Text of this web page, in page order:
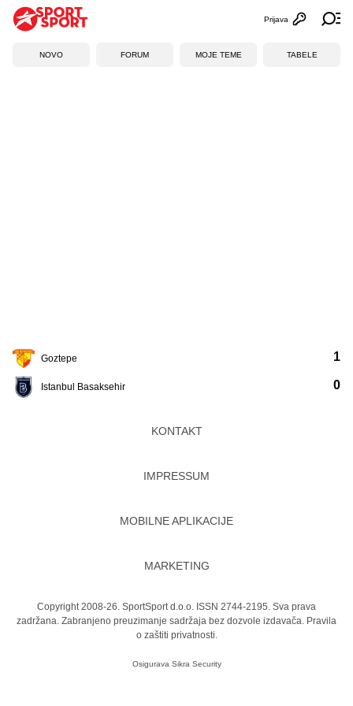
Otvori
Prijava
NOVO FORUM MOJE TEME TABELE
Goztepe
Istanbul Basaksehir
1
0
KONTAKT
IMPRESSUM
MOBILNE APLIKACIJE
MARKETING
Copyright 2008-26. SportSport d.o.o. ISSN 2744-2195. Sva prava
zadržana. Zabranjeno preuzimanje sadržaja bez dozvole izdavača. Pravila
o zaštiti privatnosti.
Osigurava Sikra Security